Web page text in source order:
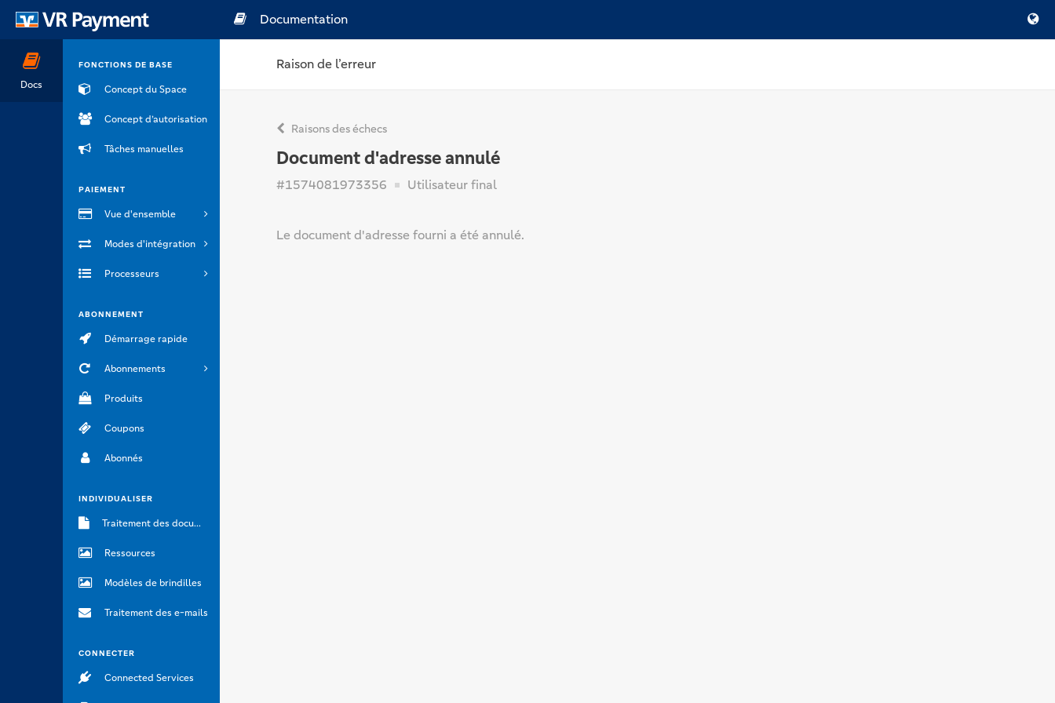
Docs
FONCTIONS DE BASE
Concept du Space
Concept d’autorisation
Tâches manuelles
PAIEMENT
Vue d'ensemble
Modes d'intégration
Processeurs
ABONNEMENT
Démarrage rapide
Abonnements
Produits
Coupons
Abonnés
INDIVIDUALISER
Traitement des documents
Ressources
Modèles de brindilles
Traitement des e-mails
CONNECTER
Connected Services
Documentation
Raison de l’erreur
Raisons des échecs
Document d'adresse annulé
#1574081973356 Utilisateur final
Le document d'adresse fourni a été annulé.